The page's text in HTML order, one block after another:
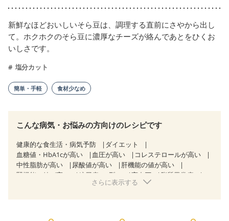
新鮮なほどおいしいそら豆は、調理する直前にさやから出し
て。ホクホクのそら豆に濃厚なチーズが絡んであとをひくお
いしさです。
塩分カット
簡単・手軽 食材少なめ
こんな病気・お悩みの方向けのレシピです
健康的な食生活・病気予防
ダイエット
血糖値・HbA1cが高い
血圧が高い
コレステロールが高い
中性脂肪が高い
尿酸値が高い
肝機能の値が高い
腎機能の値が高い
糖尿病（2型） 高血圧
脂質異常症
胃ポリープ
胆石症
さらに表示する